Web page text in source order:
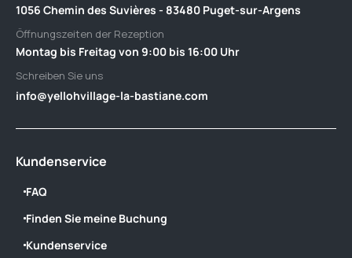
1056 Chemin des Suvières - 83480 Puget-sur-Argens
Öffnungszeiten der Rezeption
Montag bis Freitag von 9:00 bis 16:00 Uhr
Schreiben Sie uns
info@yellohvillage-la-bastiane.com
Kundenservice
FAQ
Finden Sie meine Buchung
Kundenservice